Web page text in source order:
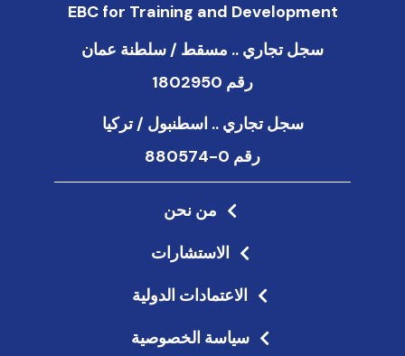
EBC for Training and Development
سجل تجاري .. مسقط / سلطنة عمان
رقم 1802950
سجل تجاري .. اسطنبول / تركيا
رقم 0-880574
من نحن
الاستشارات
الاعتمادات الدولية
سياسة الخصوصية